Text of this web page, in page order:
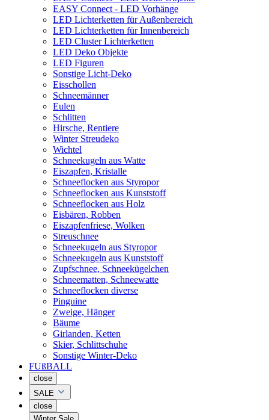
EASY Connect - LED Vorhänge
LED Lichterketten für Außenbereich
LED Lichterketten für Innenbereich
LED Cluster Lichterketten
LED Deko Objekte
LED Figuren
Sonstige Licht-Deko
Eisschollen
Schneemänner
Eulen
Schlitten
Hirsche, Rentiere
Winter Streudeko
Wichtel
Schneekugeln aus Watte
Eiszapfen, Kristalle
Schneeflocken aus Styropor
Schneeflocken aus Kunststoff
Schneeflocken aus Holz
Eisbären, Robben
Eiszapfenfriese, Wolken
Streuschnee
Schneekugeln aus Styropor
Schneekugeln aus Kunststoff
Zupfschnee, Schneekügelchen
Schneematten, Schneewatte
Schneeflocken diverse
Pinguine
Zweige, Hänger
Bäume
Girlanden, Ketten
Skier, Schlittschuhe
Sonstige Winter-Deko
FUßBALL
close
SALE
close